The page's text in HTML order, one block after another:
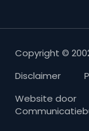
Copyright ©
Disclaimer
Website door